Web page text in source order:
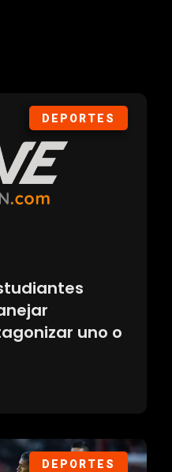
DEPORTES
uno o
DEPORTES